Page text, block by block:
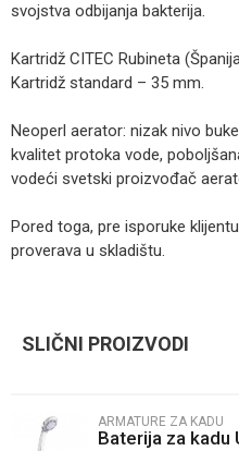
svojstva odbijanja bakterija.
Kartridž CITEC Rubineta
Kartridž standard – 35 mm.
Neoperl aerator: nizak nivo
kvalitet protoka vode,
vodeći svetski proizvođač
Pored toga, pre isporuke
proverava u skladištu.
Poruka
SLIČNI PROIZVODI
ARMATURE ZA KADU
Baterija za kadu